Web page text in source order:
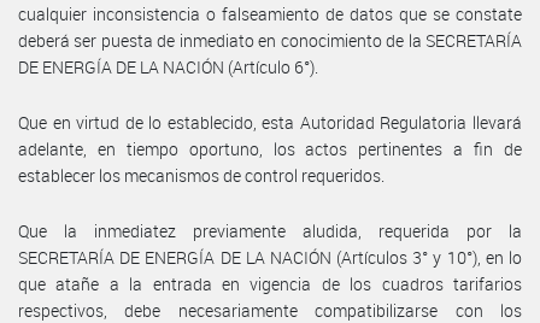
cualquier inconsistencia o falseamiento de datos que se constate
deberá ser puesta de inmediato en conocimiento de la SECRETARÍA
DE ENERGÍA DE LA NACIÓN (Artículo 6°).
Que en virtud de lo establecido, esta Autoridad Regulatoria llevará
adelante, en tiempo oportuno, los actos pertinentes a fin de
establecer los mecanismos de control requeridos.
Que la inmediatez previamente aludida, requerida por la
SECRETARÍA DE ENERGÍA DE LA NACIÓN (Artículos 3° y 10°), en lo
que atañe a la entrada en vigencia de los cuadros tarifarios
respectivos, debe necesariamente compatibilizarse con los